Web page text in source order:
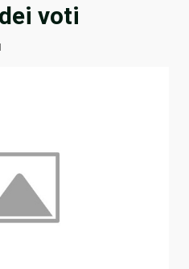
voti